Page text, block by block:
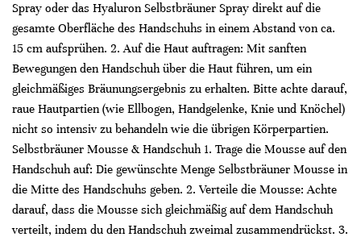
Spray oder das Hyaluron Selbstbräuner Spray direkt auf die
gesamte Oberfläche des Handschuhs in einem Abstand von ca.
15 cm aufsprühen. 2. Auf die Haut auftragen: Mit sanften
Bewegungen den Handschuh über die Haut führen, um ein
gleichmäßiges Bräunungsergebnis zu erhalten. Bitte achte darauf,
raue Hautpartien (wie Ellbogen, Handgelenke, Knie und Knöchel)
nicht so intensiv zu behandeln wie die übrigen Körperpartien.
Selbstbräuner Mousse & Handschuh 1. Trage die Mousse auf den
Handschuh auf: Die gewünschte Menge Selbstbräuner Mousse in
die Mitte des Handschuhs geben. 2. Verteile die Mousse: Achte
darauf, dass die Mousse sich gleichmäßig auf dem Handschuh
verteilt, indem du den Handschuh zweimal zusammendrückst. 3.